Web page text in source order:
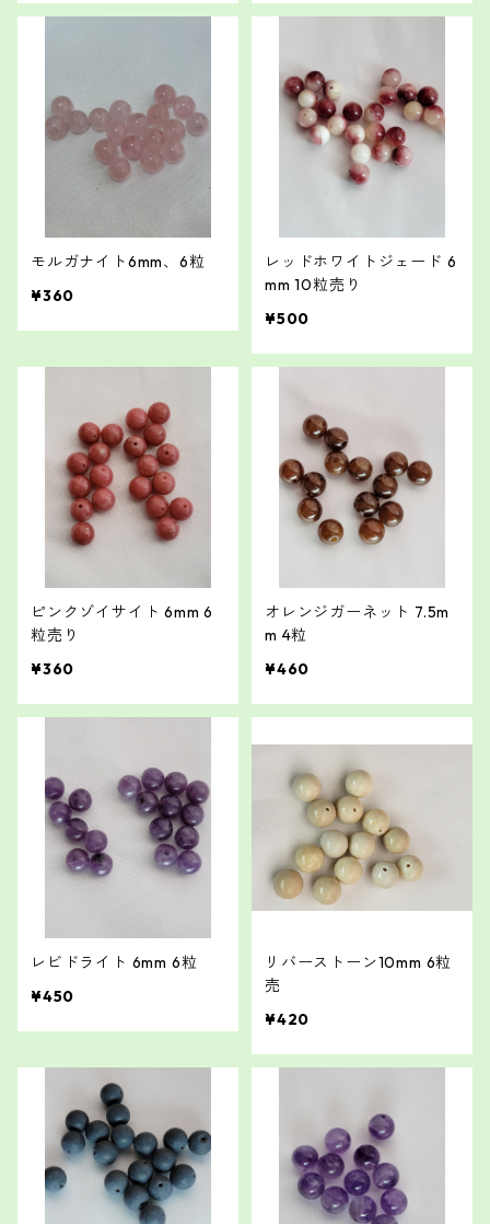
モルガナイト6mm、6粒
¥360
レッドホワイトジェード 6
mm 10粒売り
¥500
ピンクゾイサイト 6mm 6
粒売り
¥360
オレンジガーネット 7.5m
m 4粒
¥460
レビドライト 6mm 6粒
¥450
リバーストーン10mm 6粒
売
¥420